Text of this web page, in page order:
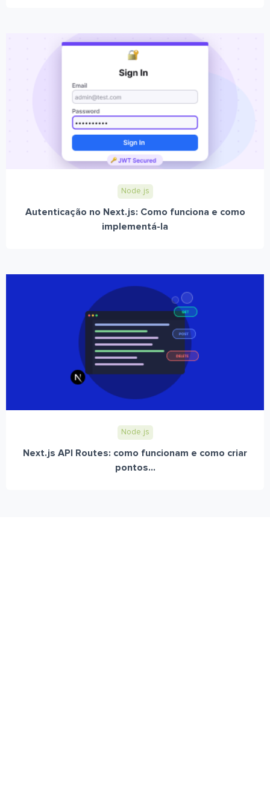
Node.js
Autenticação no Next.js: Como funciona e como
implementá-la
Node.js
Next.js API Routes: como funcionam e como criar
pontos...